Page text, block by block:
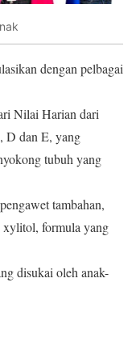
dengan pelbagai
Nilai Harian dari
D dan E, yang
tubuh yang
tambahan,
xylitol, formula yang
disukai oleh anak-